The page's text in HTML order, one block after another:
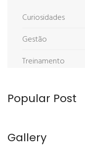
Curiosidades
Gestão
Treinamento
Popular Post
Gallery